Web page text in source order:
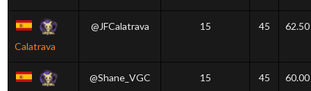
Calatrava
@JFCalatrava 15 45 62.50
@Shane_VGC 15 45 60.00